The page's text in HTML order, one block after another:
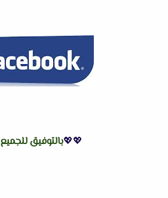
💖💖بالتوفيق للجميع